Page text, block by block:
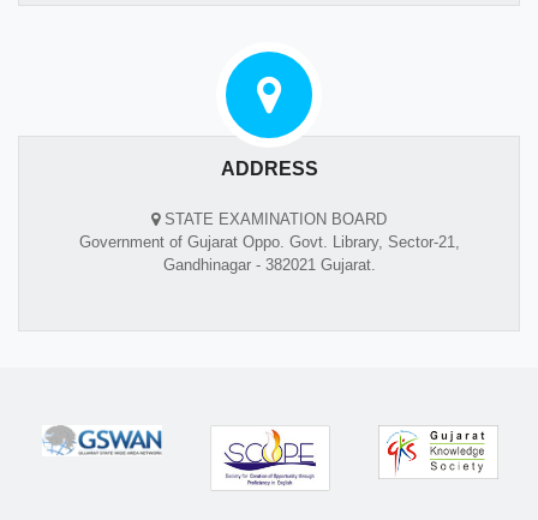
ADDRESS
STATE EXAMINATION BOARD
Government of Gujarat Oppo. Govt. Library, Sector-21,
Gandhinagar - 382021 Gujarat.